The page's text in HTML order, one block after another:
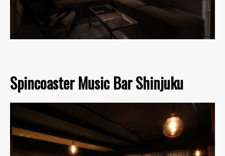
Spincoaster Music Bar Shinjuku